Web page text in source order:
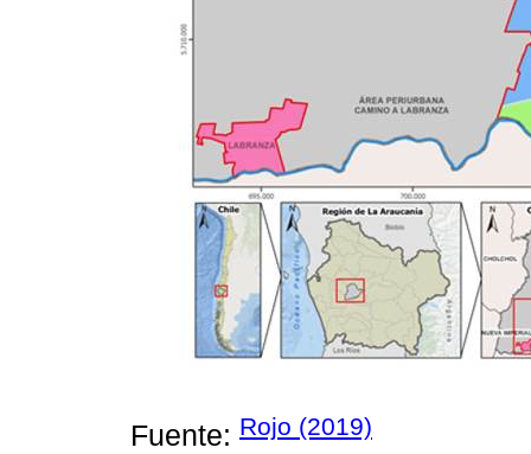
Fuente: Rojo (2019)